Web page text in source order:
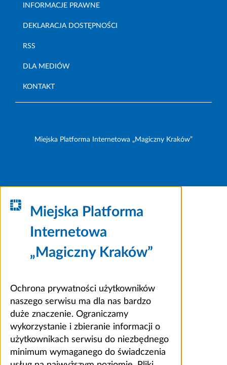
INFORMACJE PRAWNE
DEKLARACJA DOSTĘPNOŚCI
RSS
DLA MEDIÓW
KONTAKT
Miejska Platforma Internetowa „Magiczny Kraków”
Miejska Platforma
Internetowa
„Magiczny Kraków”
Ochrona prywatności użytkowników
naszego serwisu ma dla nas bardzo
duże znaczenie. Ograniczamy
wykorzystanie i zbieranie informacji o
użytkownikach serwisu do niezbędnego
minimum wymaganego do świadczenia